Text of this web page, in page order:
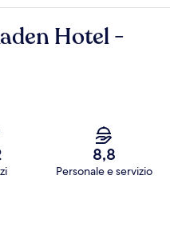
Hotel -
8,8
Personale e servizio